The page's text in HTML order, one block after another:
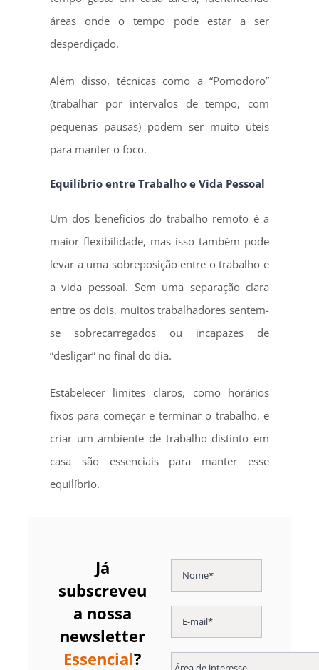
áreas onde o tempo pode estar a ser
desperdiçado.
Além disso, técnicas como a “Pomodoro”
(trabalhar por intervalos de tempo, com
pequenas pausas) podem ser muito úteis
para manter o foco.
Equilíbrio entre Trabalho e Vida Pessoal
Um dos benefícios do trabalho remoto é a
maior flexibilidade, mas isso também pode
levar a uma sobreposição entre o trabalho e
a vida pessoal. Sem uma separação clara
entre os dois, muitos trabalhadores sentem-
se sobrecarregados ou incapazes de
“desligar” no final do dia.
Estabelecer limites claros, como horários
fixos para começar e terminar o trabalho, e
criar um ambiente de trabalho distinto em
casa são essenciais para manter esse
equilíbrio.
Já
subscreveu
a nossa
newsletter
Essencial?